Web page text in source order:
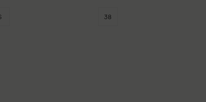
38